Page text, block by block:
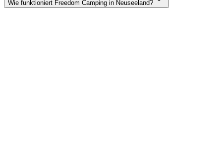
Wie funktioniert Freedom Camping in Neuseeland?